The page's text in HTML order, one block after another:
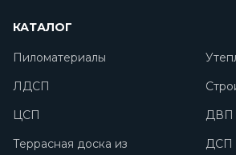
КАТАЛОГ
Пиломатериалы
ЛДСП
ЦСП
ДВП
Террасная доска из
ДСП